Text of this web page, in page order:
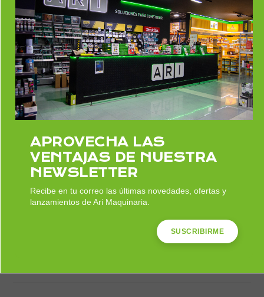
catálogos de FossilNatura
APROVECHA LAS
VENTAJAS DE NUESTRA
NEWSLETTER
Recibe en tu correo las últimas novedades, ofertas y
lanzamientos de Ari Maquinaria.
SUSCRIBIRME